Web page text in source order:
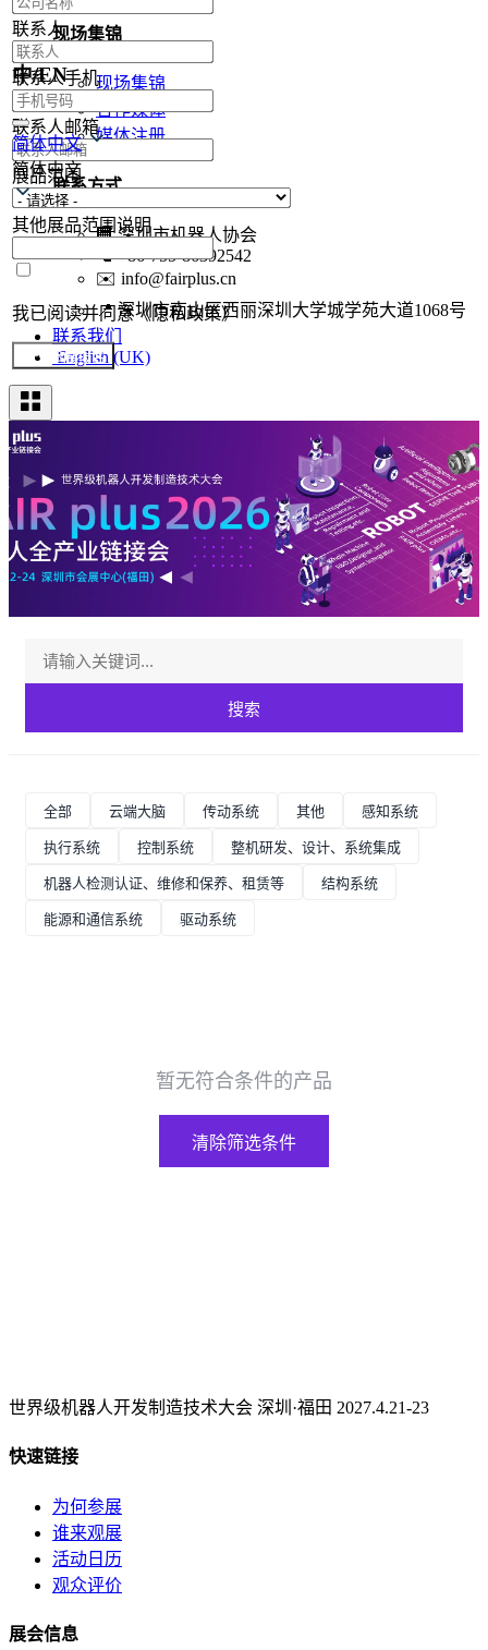
现场集锦
现场集锦
合作媒体
媒体注册
联系方式
🏢深圳市机器人协会
📞+86-755-86392542
✉️ info@fairplus.cn
📍深圳市南山区西丽深圳大学城学苑大道1068号
联系我们
English (UK)
搜索
全部 云端大脑 传动系统 其他 感知系统
执行系统 控制系统 整机研发、设计、系统集成
机器人检测认证、维修和保养、租赁等 结构系统
能源和通信系统 驱动系统
暂无符合条件的产品
清除筛选条件
世界级机器人开发制造技术大会 深圳·福田 2027.4.21-23
快速链接
为何参展
谁来观展
活动日历
观众评价
展会信息
联系人
联系人手机
联系人邮箱
展品范围
其他展品范围说明
我已阅读并同意《隐私政策》
提交参展报名
中/EN
简体中文
简体中文